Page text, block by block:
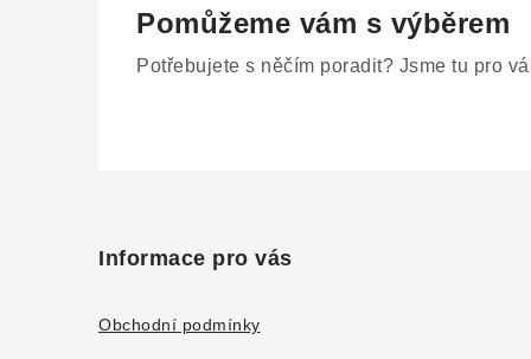
Pomůžeme vám s výběrem
Potřebujete s něčím poradit? Jsme tu pro
Informace pro vás
Obchodní podmínky